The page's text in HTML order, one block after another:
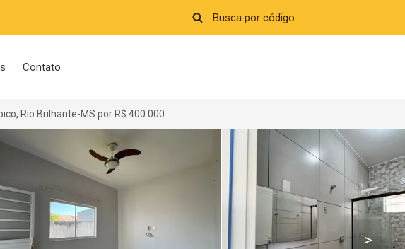
Contato
Rio Brilhante-MS por R$ 400.000
>